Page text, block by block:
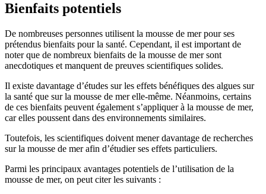
Bienfaits potentiels
De nombreuses personnes utilisent la mousse de mer pour ses
prétendus bienfaits pour la santé. Cependant, il est important de
noter que de nombreux bienfaits de la mousse de mer sont
anecdotiques et manquent de preuves scientifiques solides.
Il existe davantage d’études sur les effets bénéfiques des algues sur
la santé que sur la mousse de mer elle-même. Néanmoins, certains
de ces bienfaits peuvent également s’appliquer à la mousse de mer,
car elles poussent dans des environnements similaires.
Toutefois, les scientifiques doivent mener davantage de recherches
sur la mousse de mer afin d’étudier ses effets particuliers.
Parmi les principaux avantages potentiels de l’utilisation de la
mousse de mer, on peut citer les suivants :